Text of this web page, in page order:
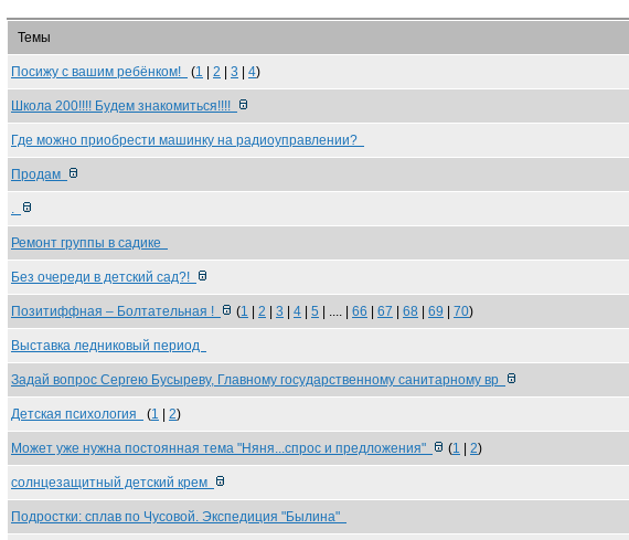
Темы
Посижу с вашим ребёнком! (1 2 3 4)
Школа 200!!!! Будем знакомиться!!!!
Где можно приобрести машинку на радиоуправлении?
Продам
.
Ремонт группы в садике
Без очереди в детский сад?!
Позитиффная – Болтательная ! (1 2 3 4 5 | .... | 66 67 68 69 70)
Выставка ледниковый период
Задай вопрос Сергею Бусыреву, Главному государственному санитарному вр
Детская психология (1 2)
Может уже нужна постоянная тема "Няня...спрос и предложения" (1 2)
солнцезащитный детский крем
Подростки: сплав по Чусовой. Экспедиция "Былина"